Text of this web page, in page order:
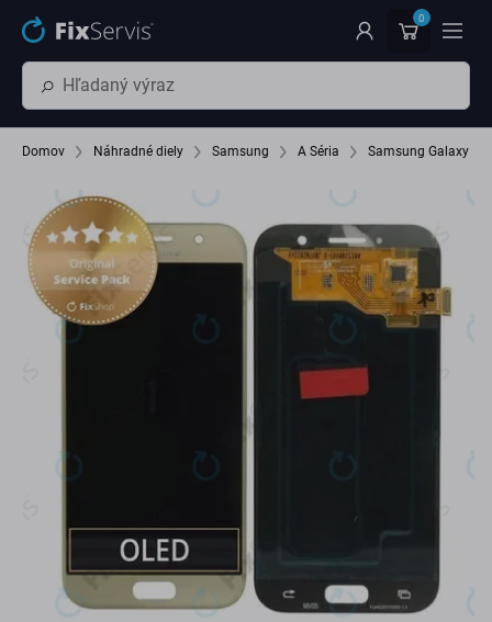
Preskočiť na hlavný obsah 0
Domov Náhradné diely Samsung A Séria Samsung Galaxy